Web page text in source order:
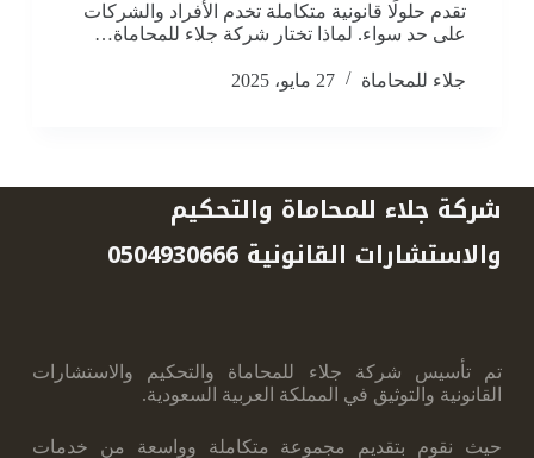
تقدم حلولًا قانونية متكاملة تخدم الأفراد والشركات
على حد سواء. لماذا تختار شركة جلاء للمحاماة…
جلاء للمحاماة 27 مايو، 2025
شركة جلاء للمحاماة والتحكيم
والاستشارات القانونية 0504930666
تم تأسيس شركة جلاء للمحاماة والتحكيم والاستشارات
القانونية والتوثيق في المملكة العربية ‏السعودية.
حيث نقوم بتقديم مجموعة متكاملة وواسعة من خدمات